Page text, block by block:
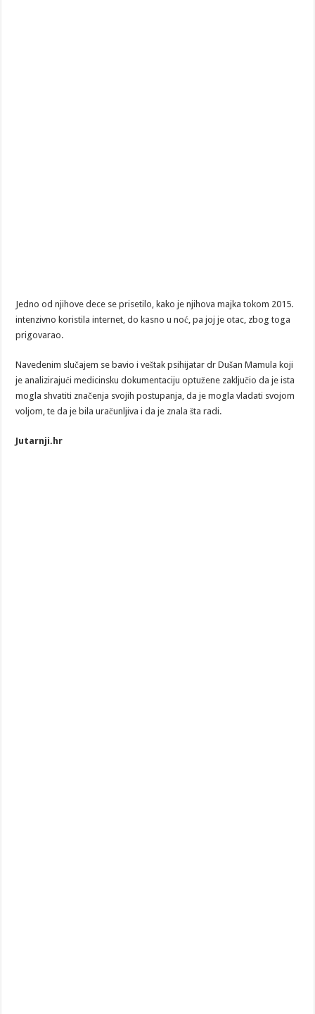
Jedno od njihove dece se prisetilo, kako je njihova majka tokom 2015.
intenzivno koristila internet, do kasno u noć, pa joj je otac, zbog toga
prigovarao.
Navedenim slučajem se bavio i veštak psihijatar dr Dušan Mamula koji
je analizirajući medicinsku dokumentaciju optužene zaključio da je ista
mogla shvatiti značenja svojih postupanja, da je mogla vladati svojom
voljom, te da je bila uračunljiva i da je znala šta radi.
Jutarnji.hr